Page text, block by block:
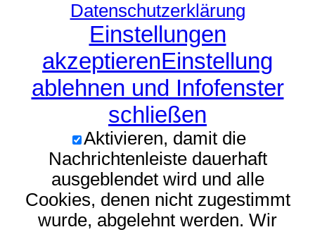
Datenschutzerklärung
Einstellungen
akzeptierenEinstellung
ablehnen und Infofenster
schließen
Aktivieren, damit die
Nachrichtenleiste dauerhaft
ausgeblendet wird und alle
Cookies, denen nicht zugestimmt
wurde, abgelehnt werden. Wir